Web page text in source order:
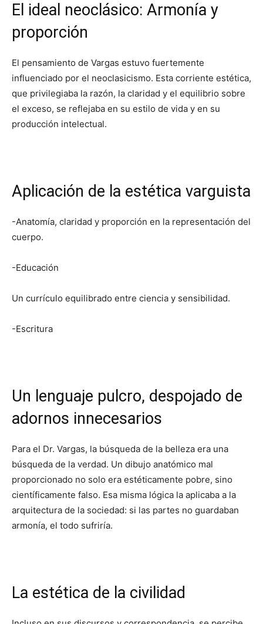
El ideal neoclásico: Armonía y
proporción
El pensamiento de Vargas estuvo fuertemente
influenciado por el neoclasicismo. Esta corriente estética,
que privilegiaba la razón, la claridad y el equilibrio sobre
el exceso, se reflejaba en su estilo de vida y en su
producción intelectual.
Aplicación de la estética varguista
-Anatomía, claridad y proporción en la representación del
cuerpo.
-Educación
Un currículo equilibrado entre ciencia y sensibilidad.
-Escritura
Un lenguaje pulcro, despojado de
adornos innecesarios
Para el Dr. Vargas, la búsqueda de la belleza era una
búsqueda de la verdad. Un dibujo anatómico mal
proporcionado no solo era estéticamente pobre, sino
científicamente falso. Esa misma lógica la aplicaba a la
arquitectura de la sociedad: si las partes no guardaban
armonía, el todo sufriría.
La estética de la civilidad